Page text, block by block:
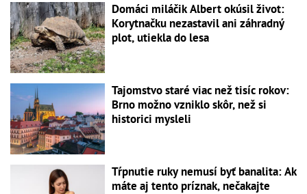
Domáci miláčik Albert okúsil život:
Korytnačku nezastavil ani záhradný
plot, utiekla do lesa
Tajomstvo staré viac než tisíc rokov:
Brno možno vzniklo skôr, než si
historici mysleli
Tŕpnutie ruky nemusí byť banalita: Ak
máte aj tento príznak, nečakajte